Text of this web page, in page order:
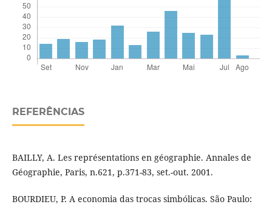
REFERÊNCIAS
BAILLY, A. Les représentations en géographie. Annales de
Géographie, Paris, n.621, p.371-83, set.-out. 2001.
BOURDIEU, P. A economia das trocas simbólicas. São Paulo: